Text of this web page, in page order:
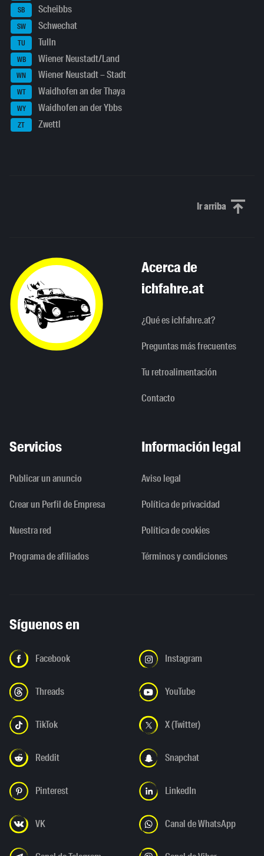
SB Scheibbs
SW Schwechat
TU Tulln
WB Wiener Neustadt/Land
WN Wiener Neustadt – Stadt
WT Waidhofen an der Thaya
WY Waidhofen an der Ybbs
ZT Zwettl
Ir arribaScroll to
Acerca de
ichfahre.at
¿Qué es ichfahre.at?
Preguntas más frecuentes
Tu retroalimentación
Contacto
Servicios
Publicar un anuncio
Crear un Perfil de Empresa
Nuestra red
Programa de afiliados
Información legal
Aviso legal
Política de privacidad
Política de cookies
Términos y condiciones
Síguenos en
Facebook Instagram
Threads YouTube
TikTok X (Twitter)
Reddit Snapchat
Pinterest LinkedIn
VK Canal de WhatsApp